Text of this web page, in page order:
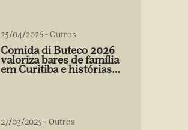
25/04/2026 -Outros
Comida di Buteco 2026
valoriza bares de família
em Curitiba e histórias
27/03/2025 -Outros